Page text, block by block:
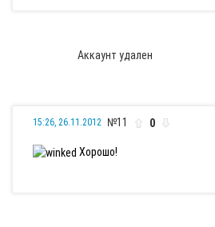
Аккаунт удален
15:26, 26.11.2012 №11 0
Хорошо!